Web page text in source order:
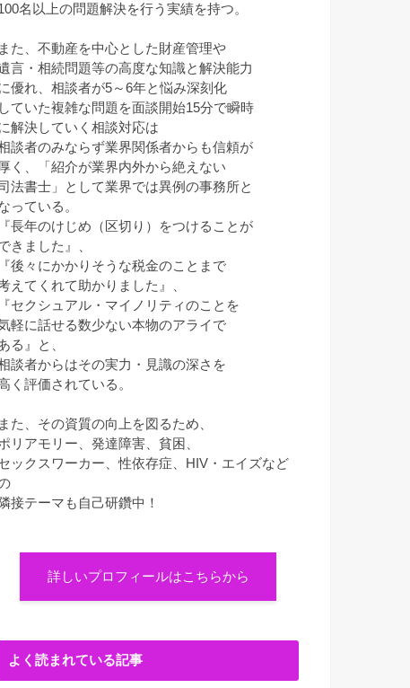
名以上の問題解決を行う実績を持つ。
また、不動産を中心とした財産管理や
言・相続問題等の高度な知識と解決能力
優れ、相談者が5～6年と悩み深刻化
していた複雑な問題を面談開始15分で瞬時
解決していく相談対応は
談者のみならず業界関係者からも信頼が
厚く、「紹介が業界内外から絶えない
法書士」として業界では異例の事務所と
っている。
『長年のけじめ（区切り）をつけることが
きました』、
『後々にかかりそうな税金のことまで
えてくれて助かりました』、
『セクシュアル・マイノリティのことを
軽に話せる数少ない本物のアライで
る』と、
談者からはその実力・見識の深さを
く評価されている。
また、その資質の向上を図るため、
リアモリー、発達障害、貧困、
ックスワーカー、性依存症、HIV・エイズなど
隣接テーマも自己研鑽中！
詳しいプロフィールはこちらから
よく読まれている記事